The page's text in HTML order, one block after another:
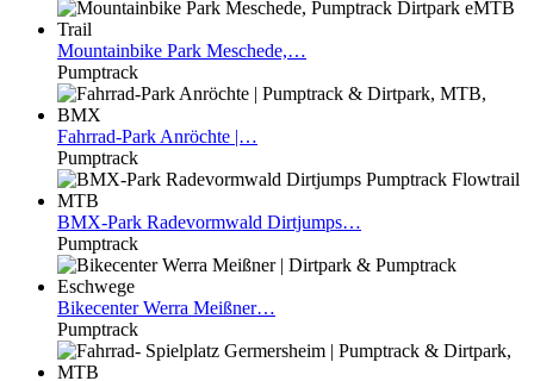
Mountainbike Park Meschede,…
Pumptrack
Fahrrad-Park Anröchte |…
Pumptrack
BMX-Park Radevormwald Dirtjumps…
Pumptrack
BikecenterWerra Meißner…
Pumptrack